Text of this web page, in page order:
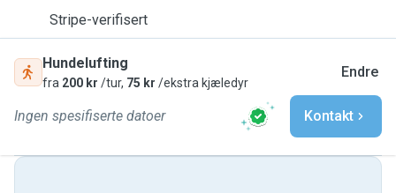
Stripe-verifisert
Hundelufting
fra 200 kr /tur, 75 kr /ekstra kjæledyr
Endre
Ingen spesifiserte datoer Kontakt